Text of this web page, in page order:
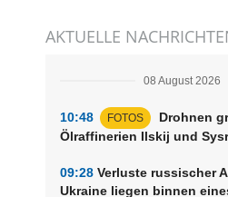
Abonnement
AKTUELLE
08 August 2026
10:48 FOTOS
Drohnen
Ölraffinerien Ilskij und
09:28 Verluste russischer
Ukraine liegen binnen